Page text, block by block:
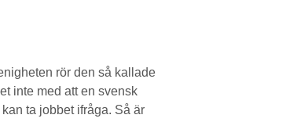
rör den så kallade
inte med att en svensk
ta jobbet ifråga. Så är